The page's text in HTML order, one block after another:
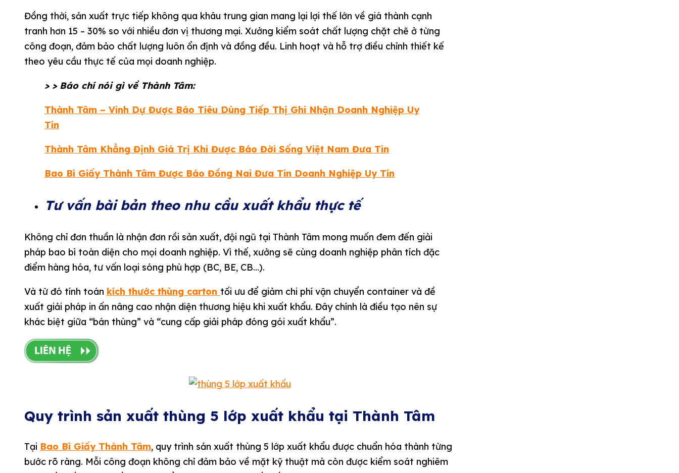
Đồng thời, sản xuất trực tiếp không qua khâu trung gian mang lại lợi thế lớn về giá thành cạnh
tranh hơn 15 – 30% so với nhiều đơn vị thương mại. Xưởng kiểm soát chất lượng chặt chẽ ở từng
công đoạn, đảm bảo chất lượng luôn ổn định và đồng đều. Linh hoạt và hỗ trợ điều chỉnh thiết kế
theo yêu cầu thực tế của mọi doanh nghiệp.
> > Báo chí nói gì về Thành Tâm:
Thành Tâm – Vinh Dự Được Báo Tiêu Dùng Tiếp Thị Ghi Nhận Doanh Nghiệp Uy
Tín
Thành Tâm Khẳng Định Giá Trị Khi Được Báo Đời Sống Việt Nam Đưa Tin
Bao Bì Giấy Thành Tâm Được Báo Đồng Nai Đưa Tin Doanh Nghiệp Uy Tín
Tư vấn bài bản theo nhu cầu xuất khẩu thực tế
Không chỉ đơn thuần là nhận đơn rồi sản xuất, đội ngũ tại Thành Tâm mong muốn đem đến giải
pháp bao bì toàn diện cho mọi doanh nghiệp. Vì thế, xưởng sẽ cùng doanh nghiệp phân tích đặc
điểm hàng hóa, tư vấn loại sóng phù hợp (BC, BE, CB…).
Và từ đó tính toán kích thước thùng carton tối ưu để giảm chi phí vận chuyển container và đề
xuất giải pháp in ấn nâng cao nhận diện thương hiệu khi xuất khẩu. Đây chính là điều tạo nên sự
khác biệt giữa “bán thùng” và “cung cấp giải pháp đóng gói xuất khẩu”.
Quy trình sản xuất thùng 5 lớp xuất khẩu tại Thành Tâm
Tại Bao Bì Giấy Thành Tâm, quy trình sản xuất thùng 5 lớp xuất khẩu được chuẩn hóa thành từng
bước rõ ràng. Mỗi công đoạn không chỉ đảm bảo về mặt kỹ thuật mà còn được kiểm soát nghiêm